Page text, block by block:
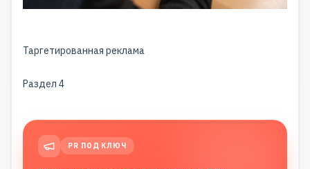
Таргетированная реклама
Раздел 4
PR ПОД КЛЮЧ